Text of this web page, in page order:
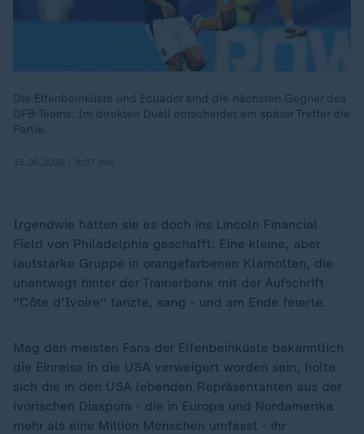
Die Elfenbeinküste und Ecuador sind die nächsten Gegner des
DFB-Teams. Im direkten Duell entscheidet ein später Treffer die
Partie.
Irgendwie hatten sie es doch ins Lincoln Financial
Field von Philadelphia geschafft. Eine kleine, aber
lautstarke Gruppe in orangefarbenen Klamotten, die
unentwegt hinter der Trainerbank mit der Aufschrift
"Côte d'Ivoire" tanzte, sang - und am Ende feierte.
Mag den meisten Fans der Elfenbeinküste bekanntlich
die Einreise in die USA verweigert worden sein, holte
sich die in den USA lebenden Repräsentanten aus der
ivorischen Diaspora - die in Europa und Nordamerika
mehr als eine Million Menschen umfasst - ihr